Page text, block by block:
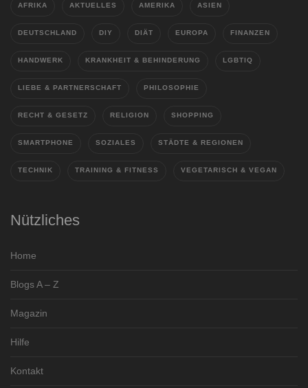
AFRIKA AKTUELLES AMERIKA ASIEN
DEUTSCHLAND DIY DIÄT EUROPA FINANZEN
HANDWERK KRANKHEIT & BEHINDERUNG LGBTIQ
LIEBE & PARTNERSCHAFT PHILOSOPHIE
RECHT & GESETZ RELIGION SHOPPING
SMARTPHONE SOZIALES STÄDTE & REGIONEN
TECHNIK TRAINING & FITNESS VEGETARISCH & VEGAN
Nützliches
Home
Blogs A – Z
Magazin
Hilfe
Kontakt